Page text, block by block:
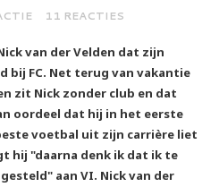
11 REACTIES
van der Velden dat zijn
bij FC. Net terug van vakantie
zit Nick zonder club en dat
oordeel dat hij in het eerste
voetbal uit zijn carrière liet
hij "daarna denk ik dat ik te
aan VI. Nick van der